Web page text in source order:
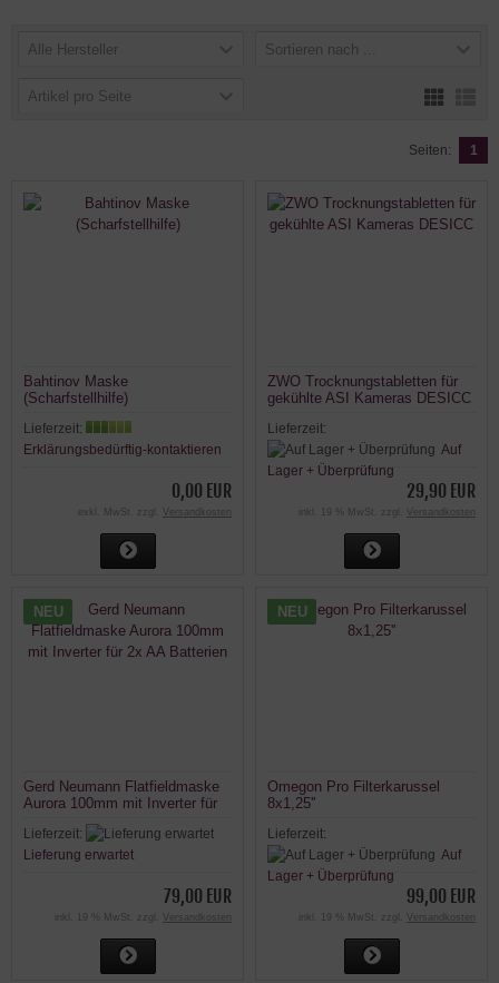
Alle Hersteller Sortieren nach ...
Artikel pro Seite
Seiten: 1
Bahtinov Maske
(Scharfstellhilfe)
Lieferzeit:
Erklärungsbedürftig-kontaktieren
0,00 EUR
exkl. MwSt. zzgl. Versandkosten
ZWO Trocknungstabletten für
gekühlte ASI Kameras DESICC
Lieferzeit:
Auf
Lager + Überprüfung
29,90 EUR
inkl. 19 % MwSt. zzgl. Versandkosten
NEU
Gerd Neumann Flatfieldmaske
Aurora 100mm mit Inverter für
2x AA Batterien
Lieferzeit:
Lieferung erwartet
79,00 EUR
inkl. 19 % MwSt. zzgl. Versandkosten
NEU
Omegon Pro Filterkarussel
8x1,25''
Lieferzeit:
Auf
Lager + Überprüfung
99,00 EUR
inkl. 19 % MwSt. zzgl. Versandkosten